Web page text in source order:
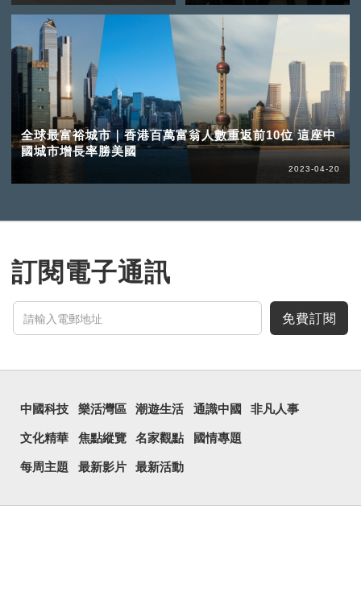
全球最富裕城市｜香港百萬富翁人數重返前10位 這座中
國城市增長率勝美國
2023-04-20
訂閱電子通訊
免費訂閱
中國科技 樂活灣區 潮遊生活 通識中國 非凡人事
文化精華 焦點縱覽 名家觀點 國情專題
每周主題 最新影片 最新活動